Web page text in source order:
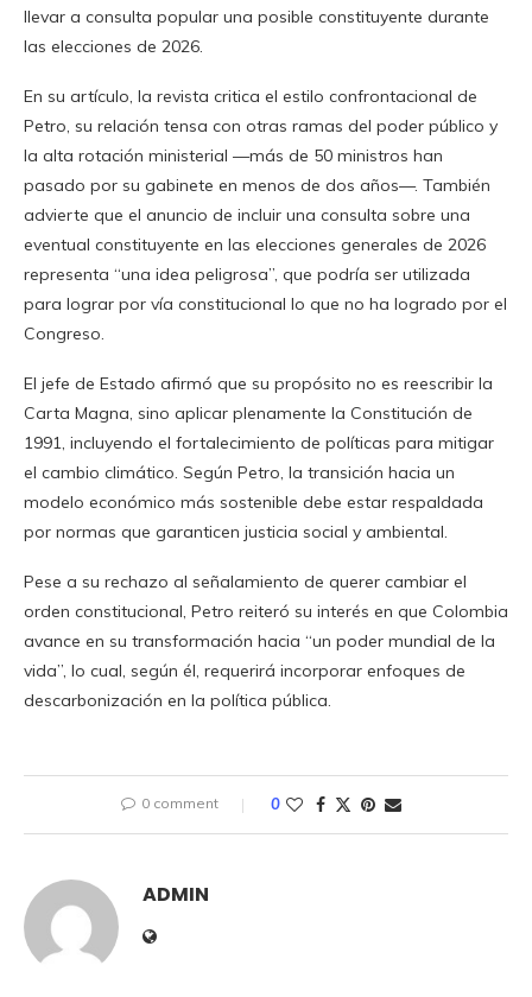
llevar a consulta popular una posible constituyente durante
las elecciones de 2026.
En su artículo, la revista critica el estilo confrontacional de
Petro, su relación tensa con otras ramas del poder público y
la alta rotación ministerial —más de 50 ministros han
pasado por su gabinete en menos de dos años—. También
advierte que el anuncio de incluir una consulta sobre una
eventual constituyente en las elecciones generales de 2026
representa “una idea peligrosa”, que podría ser utilizada
para lograr por vía constitucional lo que no ha logrado por el
Congreso.
El jefe de Estado afirmó que su propósito no es reescribir la
Carta Magna, sino aplicar plenamente la Constitución de
1991, incluyendo el fortalecimiento de políticas para mitigar
el cambio climático. Según Petro, la transición hacia un
modelo económico más sostenible debe estar respaldada
por normas que garanticen justicia social y ambiental.
Pese a su rechazo al señalamiento de querer cambiar el
orden constitucional, Petro reiteró su interés en que Colombia
avance en su transformación hacia “un poder mundial de la
vida”, lo cual, según él, requerirá incorporar enfoques de
descarbonización en la política pública.
0 comment 0
ADMIN